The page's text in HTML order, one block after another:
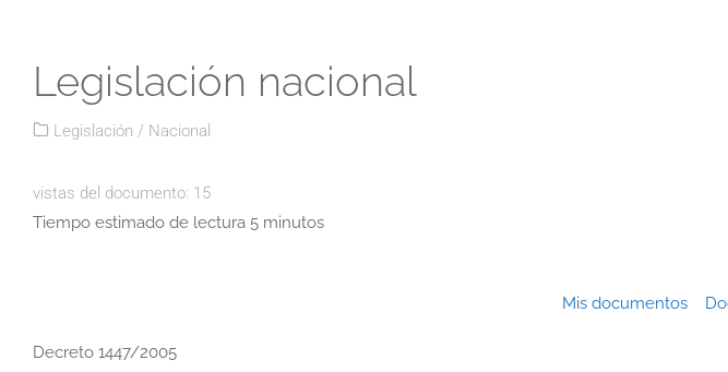
Legislación nacional
Legislación / Nacional
vistas del documento: 15
Tiempo estimado de lectura 5 minutos
Mis documentos
Decreto 1447/2005